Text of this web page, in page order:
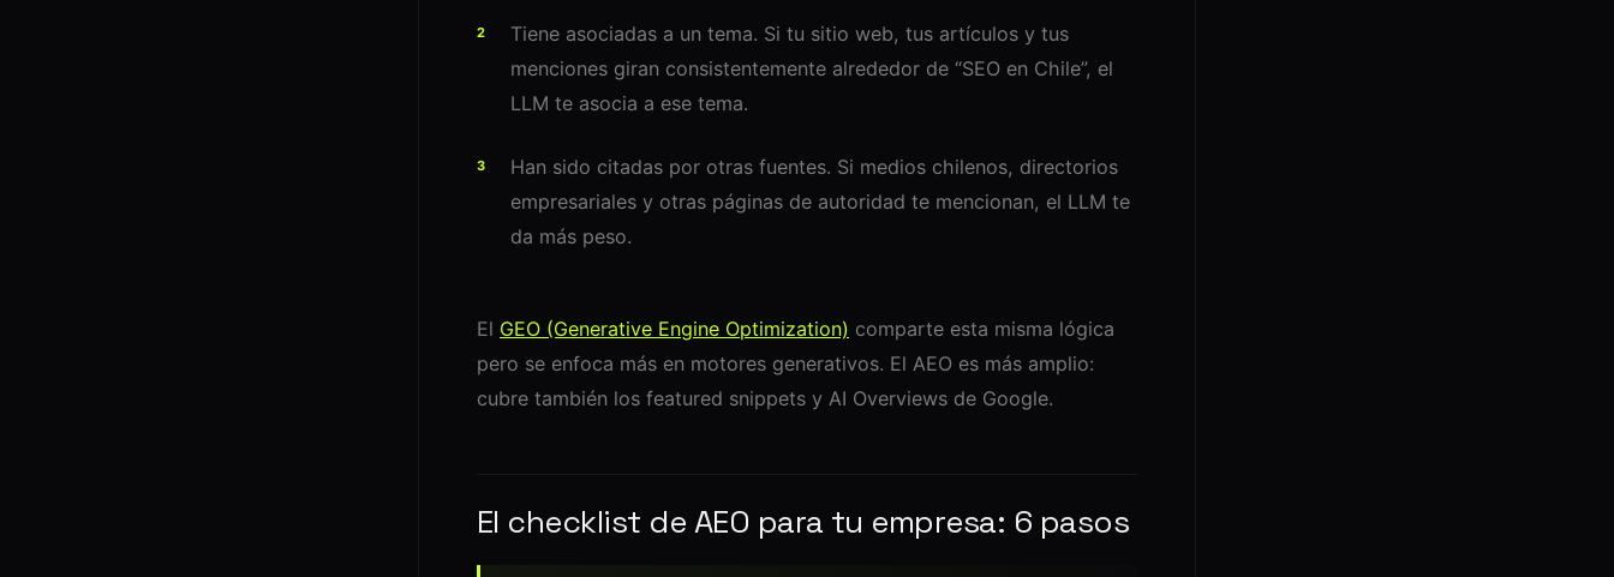
Tiene asociadas a un tema. Si tu sitio web, tus artículos y tus
menciones giran consistentemente alrededor de “SEO en Chile”, el
LLM te asocia a ese tema.
Han sido citadas por otras fuentes. Si medios chilenos, directorios
empresariales y otras páginas de autoridad te mencionan, el LLM te
da más peso.
El GEO (Generative Engine Optimization) comparte esta misma lógica
pero se enfoca más en motores generativos. El AEO es más amplio:
cubre también los featured snippets y AI Overviews de Google.
El checklist de AEO para tu empresa: 6 pasos